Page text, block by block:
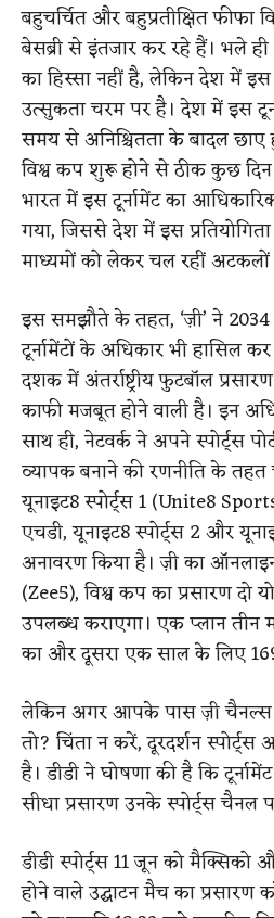
बहुचर्चित और बहुप्रतीक्षित
बेसब्री से इंतजार कर रहे हैं। भले ही
का हिस्सा नहीं है, लेकिन देश में इस
उत्सुकता चरम पर है। देश में इस
समय से अनिश्चितता के बादल
विश्व कप शुरू होने से ठीक कुछ
भारत में इस टूर्नामेंट का
गया, जिससे देश में इस
माध्यमों को लेकर चल रहीं अटकलों
इस समझौते के तहत, ‘ज़ी’ ने
टूर्नामेंटों के अधिकार भी हासिल
दशक में अंतर्राष्ट्रीय फुटबॉल
काफी मजबूत होने वाली है। इन
साथ ही, नेटवर्क ने अपने स्पोर्ट्स
व्यापक बनाने की रणनीति के तहत
यूनाइट8 स्पोर्ट्स 1 (Unite8
एचडी, यूनाइट8 स्पोर्ट्स 2 और
अनावरण किया है। ज़ी का ऑनलाइन
(Zee5), विश्व कप का प्रसारण
उपलब्ध कराएगा। एक प्लान
का और दूसरा एक साल के लिए
लेकिन अगर आपके पास ज़ी चैनल्स
तो? चिंता न करें, दूरदर्शन
है। डीडी ने घोषणा की है कि
सीधा प्रसारण उनके स्पोर्ट्स चैनल
डीडी स्पोर्ट्स 11 जून को मैक्सिको
होने वाले उद्घाटन मैच का प्रसारण